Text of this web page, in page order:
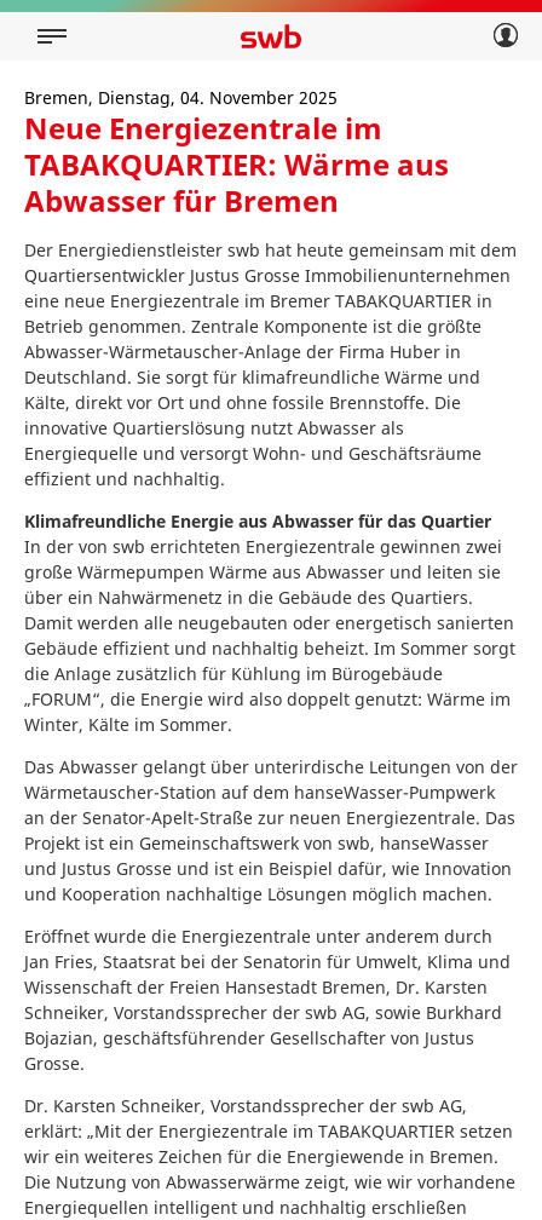
Privatkunden
Über swb
Bremen, Dienstag, 04. November 2025
Neue Energiezentrale im
TABAKQUARTIER: Wärme aus
Abwasser für Bremen
Der Energiedienstleister swb hat heute gemeinsam mit dem
Quartiersentwickler Justus Grosse Immobilienunternehmen
eine neue Energiezentrale im Bremer TABAKQUARTIER in
Betrieb genommen. Zentrale Komponente ist die größte
Abwasser-Wärmetauscher-Anlage der Firma Huber in
Deutschland. Sie sorgt für klimafreundliche Wärme und
Kälte, direkt vor Ort und ohne fossile Brennstoffe. Die
innovative Quartierslösung nutzt Abwasser als
Energiequelle und versorgt Wohn- und Geschäftsräume
effizient und nachhaltig.
Klimafreundliche Energie aus Abwasser für das Quartier
In der von swb errichteten Energiezentrale gewinnen zwei
große Wärmepumpen Wärme aus Abwasser und leiten sie
über ein Nahwärmenetz in die Gebäude des Quartiers.
Damit werden alle neugebauten oder energetisch sanierten
Gebäude effizient und nachhaltig beheizt. Im Sommer sorgt
die Anlage zusätzlich für Kühlung im Bürogebäude
„FORUM“, die Energie wird also doppelt genutzt: Wärme im
Winter, Kälte im Sommer.
Das Abwasser gelangt über unterirdische Leitungen von der
Wärmetauscher-Station auf dem hanseWasser-Pumpwerk
an der Senator-Apelt-Straße zur neuen Energiezentrale. Das
Projekt ist ein Gemeinschaftswerk von swb, hanseWasser
und Justus Grosse und ist ein Beispiel dafür, wie Innovation
und Kooperation nachhaltige Lösungen möglich machen.
Eröffnet wurde die Energiezentrale unter anderem durch
Jan Fries, Staatsrat bei der Senatorin für Umwelt, Klima und
Wissenschaft der Freien Hansestadt Bremen, Dr. Karsten
Schneiker, Vorstandssprecher der swb AG, sowie Burkhard
Bojazian, geschäftsführender Gesellschafter von Justus
Grosse.
Dr. Karsten Schneiker, Vorstandssprecher der swb AG,
erklärt: „Mit der Energiezentrale im TABAKQUARTIER setzen
wir ein weiteres Zeichen für die Energiewende in Bremen.
Die Nutzung von Abwasserwärme zeigt, wie wir vorhandene
Energiequellen intelligent und nachhaltig erschließen